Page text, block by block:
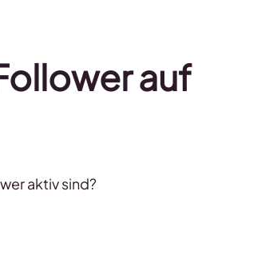
auf
aktiv sind?